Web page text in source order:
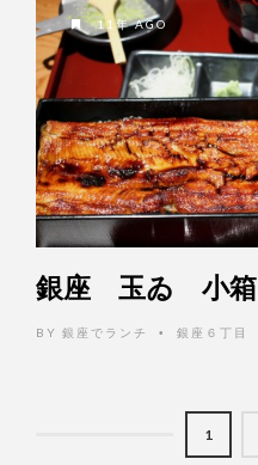
11年 AGO
銀座 玉ゐ 小箱
BY 銀座でランチ • 銀座６丁目
1